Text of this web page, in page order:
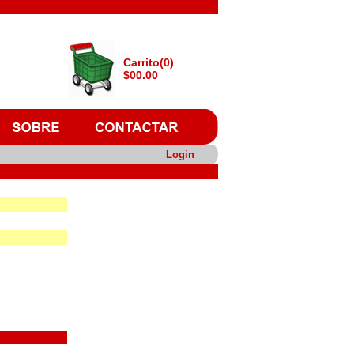
Carrito(0)
$00.00
Login